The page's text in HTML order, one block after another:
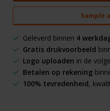
Sample
Geleverd binnen 4
Gratis drukvoorbeeld
Logo uploaden in de
Betalen op rekening
100% tevredenheid,